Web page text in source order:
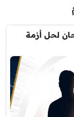
لحل أزمة